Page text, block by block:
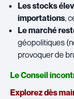
Les stocks
importations,
Le marché
géopolitiques
provoquer de
Le Conseil
Explorez dès